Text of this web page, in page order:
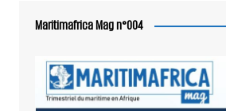
Maritimafrica Mag n°004